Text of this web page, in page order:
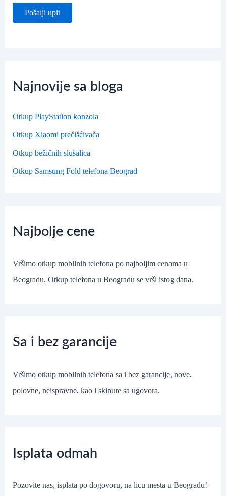
Najnovije sa bloga
Otkup PlayStation konzola
Otkup Xiaomi prečišćivača
Otkup bežičnih slušalica
Otkup Samsung Fold telefona Beograd
Najbolje cene
Vršimo otkup mobilnih telefona po najboljim cenama u
Beogradu. Otkup telefona u Beogradu se vrši istog dana.
Sa i bez garancije
Vršimo otkup mobilnih telefona sa i bez garancije, nove,
polovne, neispravne, kao i skinute sa ugovora.
Isplata odmah
Pozovite nas, isplata po dogovoru, na licu mesta u Beogradu!